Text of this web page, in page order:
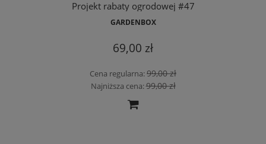
Projekt rabaty ogrodowej #47
GARDENBOX
69,00 zł
Cena regularna:99,00 zł
Najniższa cena:99,00 zł